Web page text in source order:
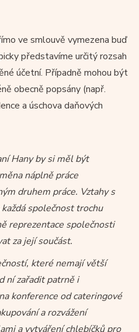
ve smlouvě vymezena buď
představíme určitý rozsah
účetní. Případně mohou být
obecně popsány (např.
a úschova daňových
Hany by si měl být
náplně práce
druhem práce. Vztahy s
společnost trochu
reprezentace společnosti
za její součást.
které nemají větší
ní zařadit patrně i
konference od cateringové
a rozvážení
a vytváření chlebíčků pro